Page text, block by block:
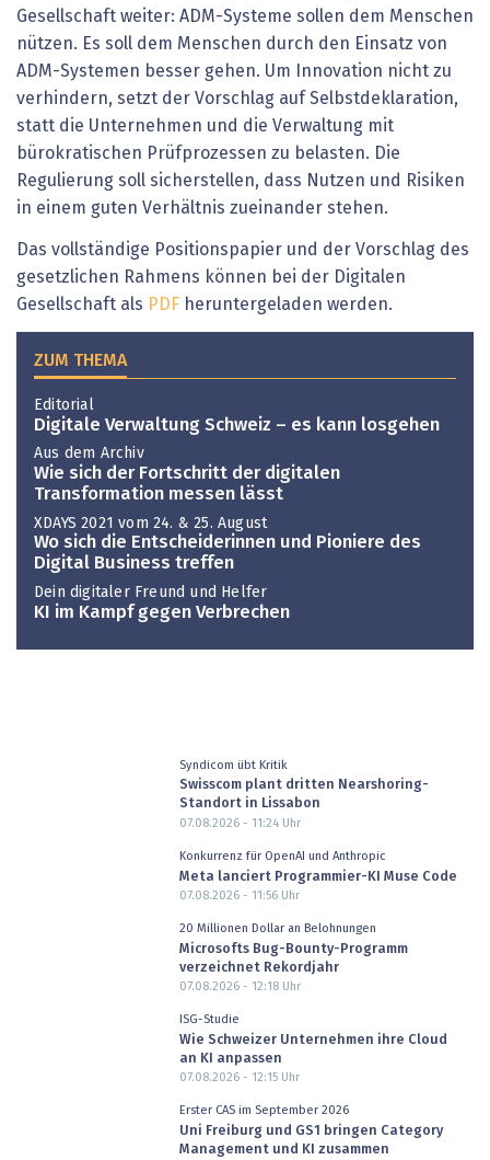
Gesellschaft weiter: ADM-Systeme sollen dem Menschen
nützen. Es soll dem Menschen durch den Einsatz von
ADM-Systemen besser gehen. Um Innovation nicht zu
verhindern, setzt der Vorschlag auf Selbstdeklaration,
statt die Unternehmen und die Verwaltung mit
bürokratischen Prüfprozessen zu belasten. Die
Regulierung soll sicherstellen, dass Nutzen und Risiken
in einem guten Verhältnis zueinander stehen.
Das vollständige Positionspapier und der Vorschlag des
gesetzlichen Rahmens können bei der Digitalen
Gesellschaft als PDF heruntergeladen werden.
ZUM THEMA
Editorial
Digitale Verwaltung Schweiz – es kann losgehen
Aus dem Archiv
Wie sich der Fortschritt der digitalen
Transformation messen lässt
XDAYS 2021 vom 24. & 25. August
Wo sich die Entscheiderinnen und Pioniere des
Digital Business treffen
Dein digitaler Freund und Helfer
KI im Kampf gegen Verbrechen
Syndicom übt Kritik
Swisscom plant dritten Nearshoring-
Standort in Lissabon
07.08.2026 - 11:24Uhr
Konkurrenz für OpenAI und Anthropic
Meta lanciert Programmier-KI Muse Code
07.08.2026 - 11:56Uhr
20 Millionen Dollar an Belohnungen
Microsofts Bug-Bounty-Programm
verzeichnet Rekordjahr
07.08.2026 - 12:18Uhr
ISG-Studie
Wie Schweizer Unternehmen ihre Cloud
an KI anpassen
07.08.2026 - 12:15Uhr
Erster CAS im September 2026
Uni Freiburg und GS1 bringen Category
Management und KI zusammen